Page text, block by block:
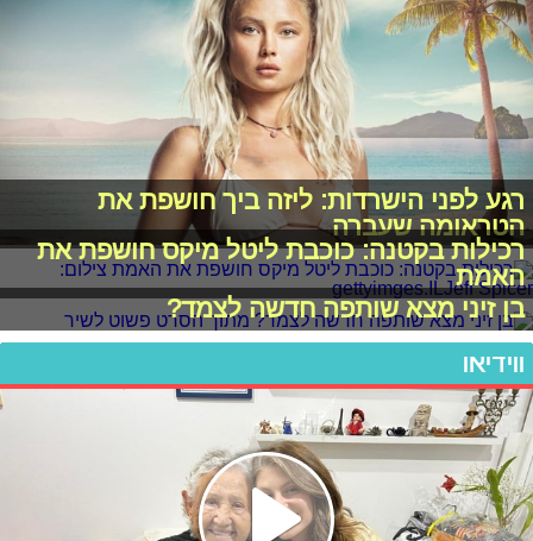
רגע לפני הישרדות: ליזה ביך חושפת את
הטראומה שעברה
רכילות בקטנה: כוכבת ליטל מיקס חושפת את
האמת
בן זיני מצא שותפה חדשה לצמד?
ווידיאו